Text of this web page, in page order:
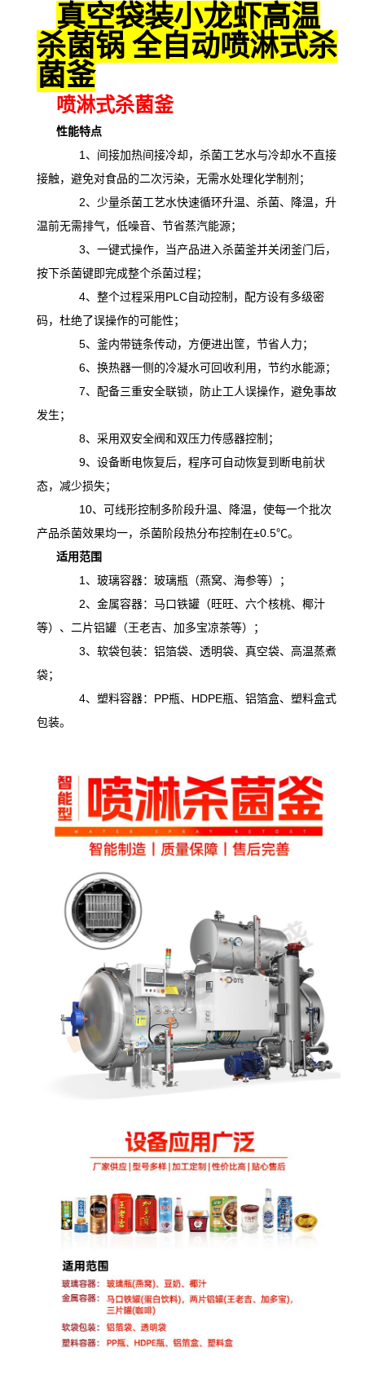
真空袋装小龙虾高温
杀菌锅 全自动喷淋式杀
菌釜
喷淋式杀菌釜
性能特点
1、间接加热间接冷却，杀菌工艺水与冷却水不直接
接触，避免对食品的二次污染，无需水处理化学制剂；
2、少量杀菌工艺水快速循环升温、杀菌、降温，升
温前无需排气，低噪音、节省蒸汽能源；
3、一键式操作，当产品进入杀菌釜并关闭釜门后，
按下杀菌键即完成整个杀菌过程；
4、整个过程采用PLC自动控制，配方设有多级密
码，杜绝了误操作的可能性；
5、釜内带链条传动，方便进出筐，节省人力；
6、换热器一侧的冷凝水可回收利用，节约水能源；
7、配备三重安全联锁，防止工人误操作，避免事故
发生；
8、采用双安全阀和双压力传感器控制；
9、设备断电恢复后，程序可自动恢复到断电前状
态，减少损失；
10、可线形控制多阶段升温、降温， 使每一个批次
产品杀菌效果均一，杀菌阶段热分布控制在±0.5℃。
适用范围
1、玻璃容器：玻璃瓶（燕窝、海参等）；
2、金属容器：马口铁罐（旺旺、六个核桃、椰汁
等）、二片铝罐（王老吉、加多宝凉茶等）；
3、软袋包装：铝箔袋、透明袋、真空袋、高温蒸煮
袋；
4、塑料容器：PP瓶、HDPE瓶、铝箔盒、塑料盒式
包装。